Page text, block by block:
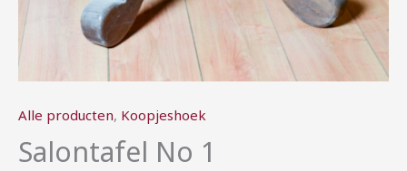
Alle producten, Koopjeshoek
Salontafel No 1